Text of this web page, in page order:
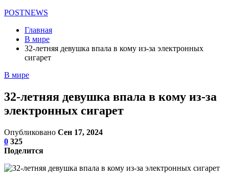
POSTNEWS
Главная
В мире
32-летняя девушка впала в кому из-за электронных
сигарет
В мире
32-летняя девушка впала в кому из-за
электронных сигарет
Опубликовано Сен 17, 2024
0 325
Поделится